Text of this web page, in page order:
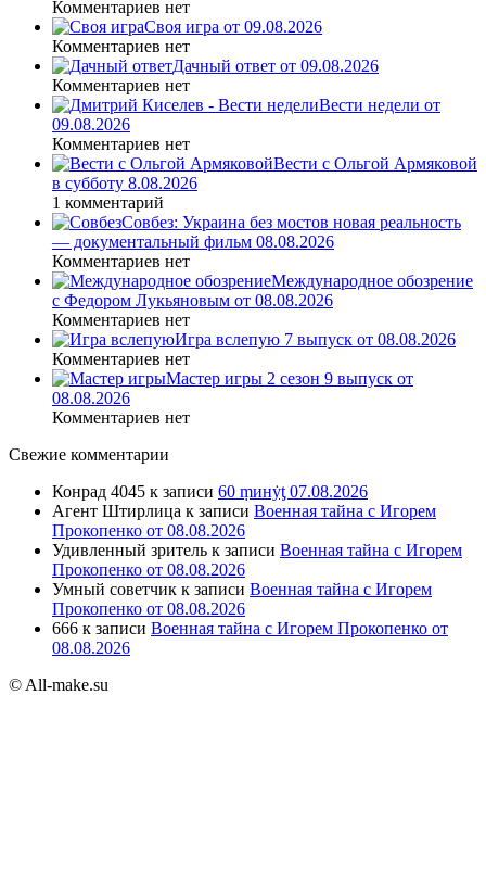
Комментариев нет
Своя игра от 09.08.2026
Комментариев нет
Дачный ответ от 09.08.2026
Комментариев нет
Вести недели от
09.08.2026
Комментариев нет
Вести с Ольгой Армяковой
в субботу 8.08.2026
1 комментарий
Совбез: Украина без мостов новая реальность
— документальный фильм 08.08.2026
Комментариев нет
Международное обозрение
с Федором Лукьяновым от 08.08.2026
Комментариев нет
Игра вслепую 7 выпуск от 08.08.2026
Комментариев нет
Мастер игры 2 сезон 9 выпуск от
08.08.2026
Комментариев нет
Свежие комментарии
Конрад 4045 к записи 60 ṃинẏƫ 07.08.2026
Агент Штирлица к записи Военная тайна с Игорем
Прокопенко от 08.08.2026
Удивленный зритель к записи Военная тайна с Игорем
Прокопенко от 08.08.2026
Умный советчик к записи Военная тайна с Игорем
Прокопенко от 08.08.2026
666 к записи Военная тайна с Игорем Прокопенко от
08.08.2026
© All-make.su